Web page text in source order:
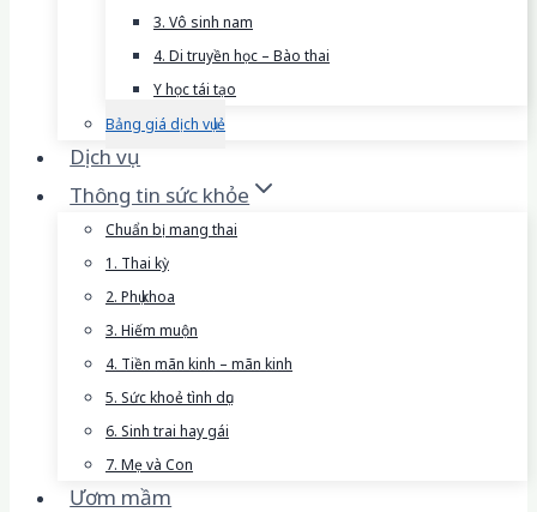
3. Vô sinh nam
4. Di truyền học – Bào thai
Y học tái tạo
Bảng giá dịch vụ lẻ
Dịch vụ
Thông tin sức khỏe
Chuẩn bị mang thai
1. Thai kỳ
2. Phụ khoa
3. Hiếm muộn
4. Tiền mãn kinh – mãn kinh
5. Sức khoẻ tình dục
6. Sinh trai hay gái
7. Mẹ và Con
Ươm mầm